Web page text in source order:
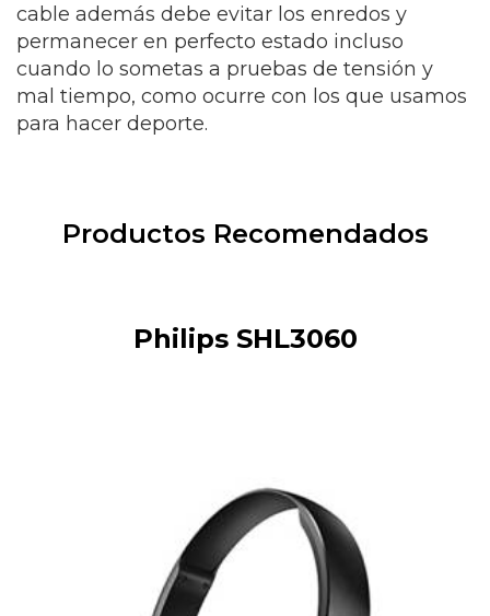
cable además debe evitar los enredos y
permanecer en perfecto estado incluso
cuando lo sometas a pruebas de tensión y
mal tiempo, como ocurre con los que usamos
para hacer deporte.
Productos Recomendados
Philips SHL3060